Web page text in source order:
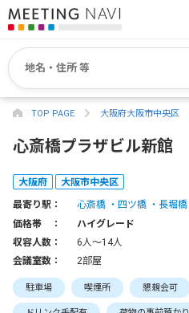
TOP PAGE 大阪府大阪市中央区
心斎橋プラザビル新館
大阪府 大阪市中央区
最寄り駅： 心斎橋 四ツ橋 長堀橋
価格帯 ：
ハイグレード
収容人数：
6人〜14人
会議室数：
2部屋
駐車場 喫煙所 懇親会可